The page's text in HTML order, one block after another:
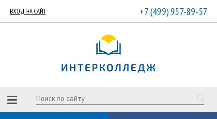
ВХОД НА САЙТ +7 (499) 957-89-57